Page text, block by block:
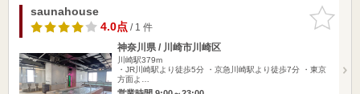
お気に入
りに追加
saunahouse
4.0点/ 1 件
神奈川県 / 川崎市川崎区
川崎駅379m
・JR川崎駅より徒歩5分 ・京急川崎駅より徒歩7分 ・東京
方面よ…